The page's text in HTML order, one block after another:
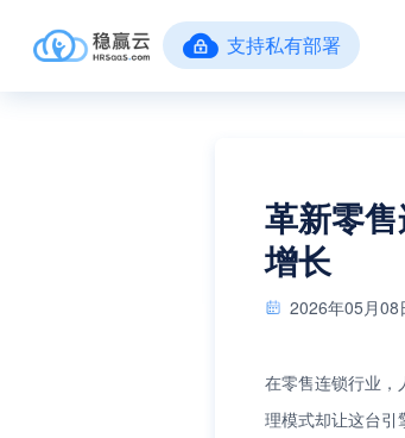
支持私有部署
革新零
增长
2026年05月08
在零售连锁行业，
理模式却让这台引